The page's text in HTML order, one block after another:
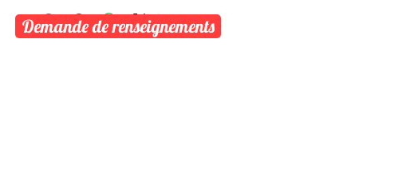
Demande de renseignements